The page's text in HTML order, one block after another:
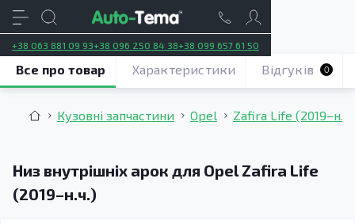
+38 063 881 09 93+38 096 250 84 38+38 099 657 61 50
Кузовні запчастини Opel Zafira Life
Низ внутрішніх арок для Opel Zafira Life
(2019–н.ч.)
Все про товар Характеристики Відгуків 0